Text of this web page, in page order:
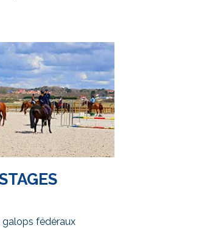
galops fédéraux